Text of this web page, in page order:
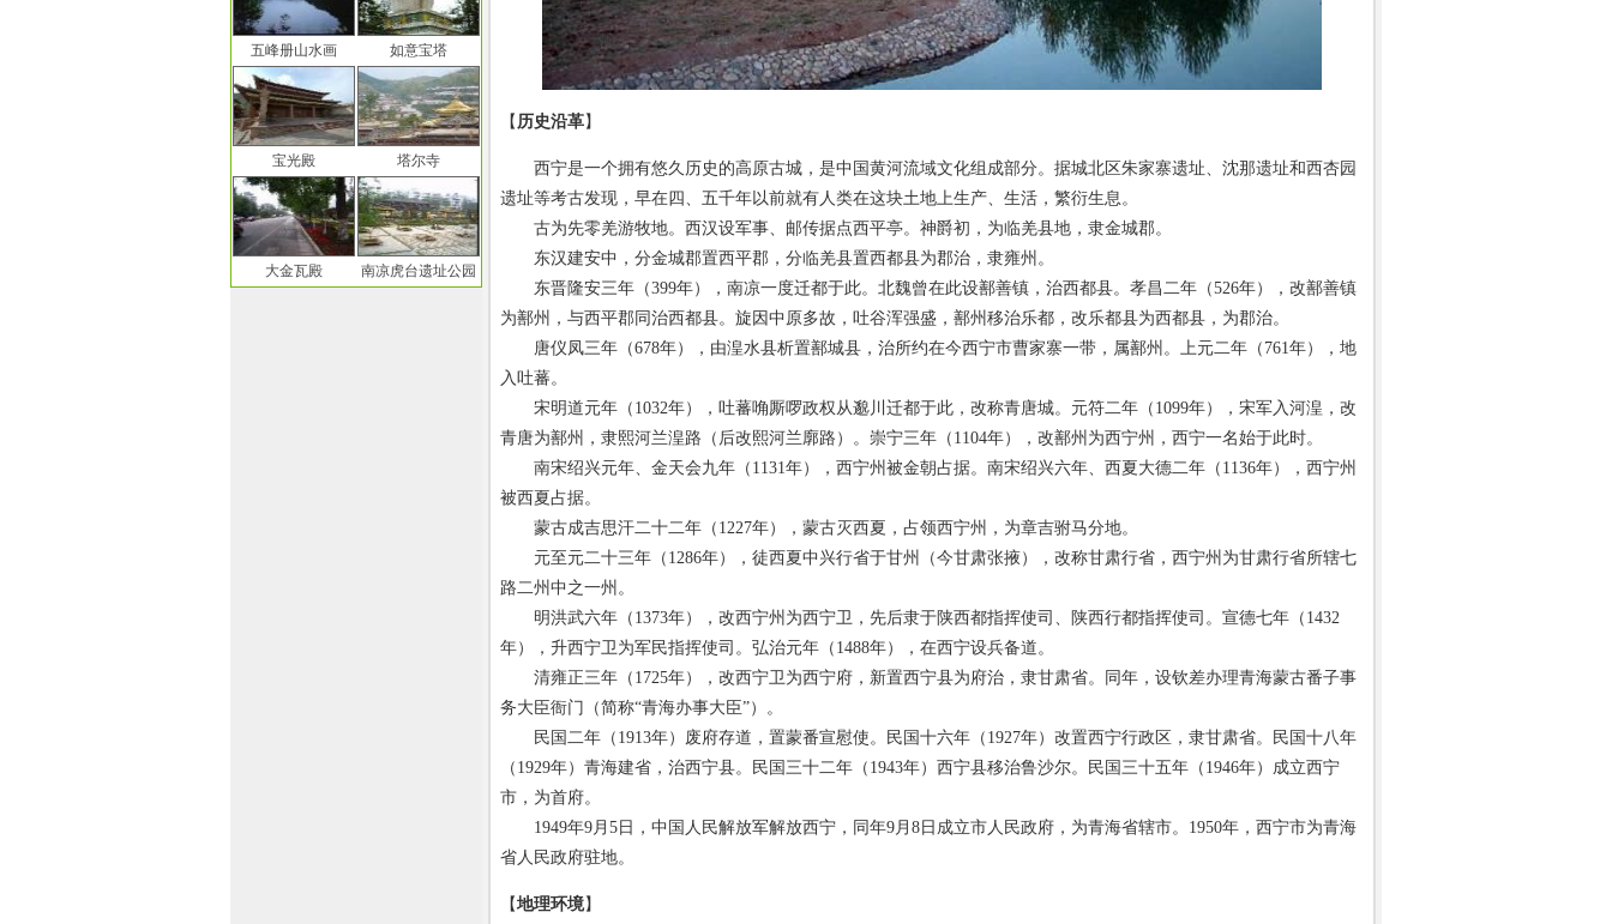
五峰册山水画 如意宝塔
宝光殿 塔尔寺
大金瓦殿 南凉虎台遗址公园
【 历史沿革】
西宁是一个拥有悠久历史的高原古城，是中国黄河流域文化组成部分。据城北区朱家寨遗址、沈那遗址和西杏园
遗址等考古发现，早在四、五千年以前就有人类在这块土地上生产、生活，繁衍生息。
古为先零羌游牧地。西汉设军事、邮传据点西平亭。神爵初，为临羌县地，隶金城郡。
东汉建安中，分金城郡置西平郡，分临羌县置西都县为郡治，隶雍州。
东晋隆安三年（399年），南凉一度迁都于此。北魏曾在此设鄯善镇，治西都县。孝昌二年（526年），改鄯善镇
为鄯州，与西平郡同治西都县。旋因中原多故，吐谷浑强盛，鄯州移治乐都，改乐都县为西都县，为郡治。
唐仪凤三年（678年），由湟水县析置鄯城县，治所约在今西宁市曹家寨一带，属鄯州。上元二年（761年），地
入吐蕃。
宋明道元年（1032年），吐蕃唃厮啰政权从邈川迁都于此，改称青唐城。元符二年（1099年），宋军入河湟，改
青唐为鄯州，隶熙河兰湟路（后改熙河兰廓路）。崇宁三年（1104年），改鄯州为西宁州，西宁一名始于此时。
南宋绍兴元年、金天会九年（1131年），西宁州被金朝占据。南宋绍兴六年、西夏大德二年（1136年），西宁州
被西夏占据。
蒙古成吉思汗二十二年（1227年），蒙古灭西夏，占领西宁州，为章吉驸马分地。
元至元二十三年（1286年），徒西夏中兴行省于甘州（今甘肃张掖），改称甘肃行省，西宁州为甘肃行省所辖七
路二州中之一州。
明洪武六年（1373年），改西宁州为西宁卫，先后隶于陕西都指挥使司、陕西行都指挥使司。宣德七年（1432
年），升西宁卫为军民指挥使司。弘治元年（1488年），在西宁设兵备道。
清雍正三年（1725年），改西宁卫为西宁府，新置西宁县为府治，隶甘肃省。同年，设钦差办理青海蒙古番子事
务大臣衙门（简称“青海办事大臣”）。
民国二年（1913年）废府存道，置蒙番宣慰使。民国十六年（1927年）改置西宁行政区，隶甘肃省。民国十八年
（1929年）青海建省，治西宁县。民国三十二年（1943年）西宁县移治鲁沙尔。民国三十五年（1946年）成立西宁
市，为首府。
1949年9月5日，中国人民解放军解放西宁，同年9月8日成立市人民政府，为青海省辖市。1950年，西宁市为青海
省人民政府驻地。
【地理环境】